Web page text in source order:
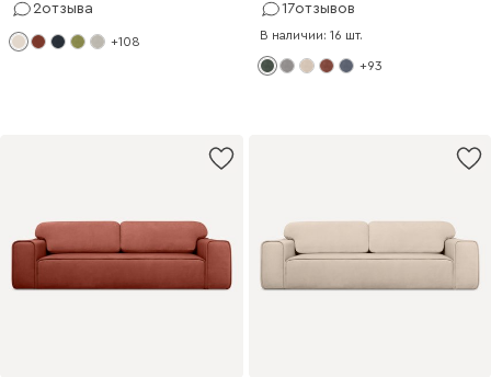
2отзыва
+108
17отзывов
В наличии: 16 шт.
+93